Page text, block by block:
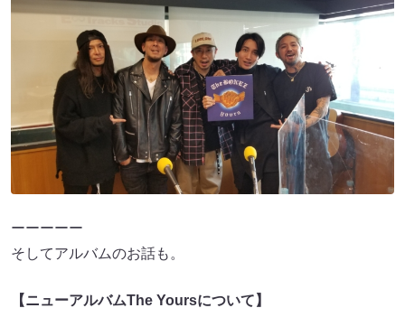
ーーーーー
そしてアルバムのお話も。
【ニューアルバムThe Yoursについて】